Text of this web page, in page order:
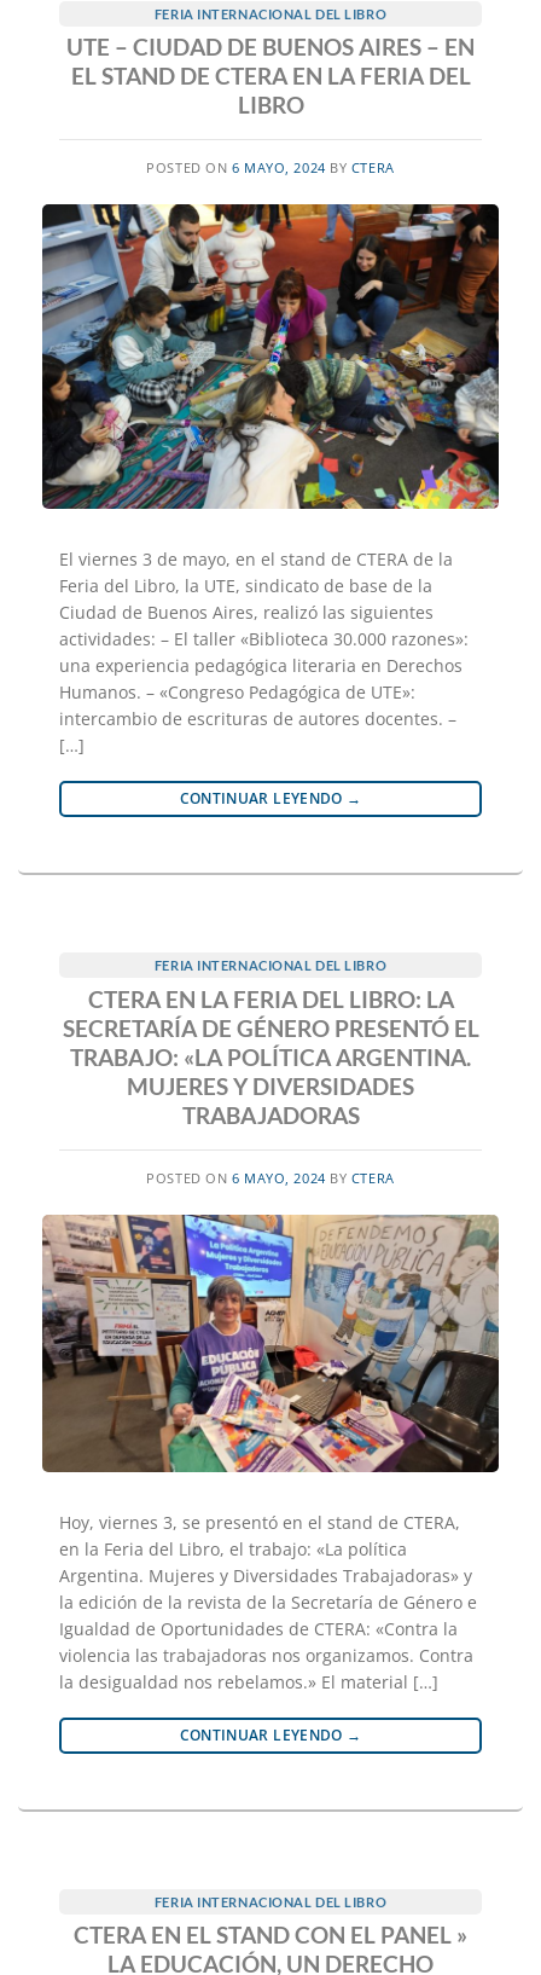
FERIA INTERNACIONAL DEL LIBRO
UTE – CIUDAD DE BUENOS AIRES – EN
EL STAND DE CTERA EN LA FERIA DEL
LIBRO
POSTED ON 6 MAYO, 2024 BY CTERA
El viernes 3 de mayo, en el stand de CTERA de la
Feria del Libro, la UTE, sindicato de base de la
Ciudad de Buenos Aires, realizó las siguientes
actividades: – El taller «Biblioteca 30.000 razones»:
una experiencia pedagógica literaria en Derechos
Humanos. – «Congreso Pedagógica de UTE»:
intercambio de escrituras de autores docentes. –
[…]
CONTINUAR LEYENDO →
FERIA INTERNACIONAL DEL LIBRO
CTERA EN LA FERIA DEL LIBRO: LA
SECRETARÍA DE GÉNERO PRESENTÓ EL
TRABAJO: «LA POLÍTICA ARGENTINA.
MUJERES Y DIVERSIDADES
TRABAJADORAS
POSTED ON 6 MAYO, 2024 BY CTERA
Hoy, viernes 3, se presentó en el stand de CTERA,
en la Feria del Libro, el trabajo: «La política
Argentina. Mujeres y Diversidades Trabajadoras» y
la edición de la revista de la Secretaría de Género e
Igualdad de Oportunidades de CTERA: «Contra la
violencia las trabajadoras nos organizamos. Contra
la desigualdad nos rebelamos.» El material […]
CONTINUAR LEYENDO →
FERIA INTERNACIONAL DEL LIBRO
CTERA EN EL STAND CON EL PANEL »
LA EDUCACIÓN, UN DERECHO